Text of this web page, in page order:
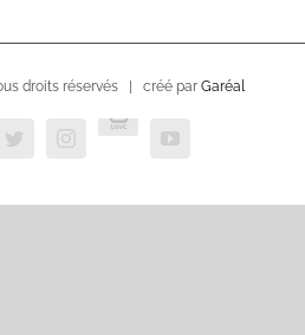
droits réservés | créé par Garéal
TwitterInstagram
USVC
YouTube